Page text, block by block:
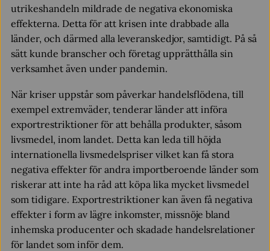
utrikeshandeln mildrade de negativa ekonomiska
effekterna. Detta för att krisen inte drabbade alla
länder, och därmed alla leveranskedjor, samtidigt. På så
sätt kunde branscher och företag upprätthålla sin
verksamhet även under pandemin.
När kriser uppstår som påverkar handelsflödena, till
exempel extremväder, tenderar länder att införa
exportrestriktioner för att behålla produkter, såsom
livsmedel, inom landet. Detta kan leda till höjda
internationella livsmedelspriser vilket kan få stora
negativa effekter för andra importberoende länder som
riskerar att inte ha råd att köpa lika mycket livsmedel
som tidigare. Exportrestriktioner kan även få negativa
effekter i form av lägre inkomster, missnöje bland
inhemska producenter och skadade handelsrelationer
för landet som inför dem.